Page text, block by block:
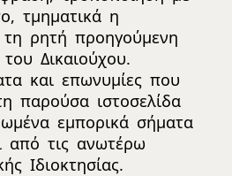
τμηματικά η
τη ρητή προηγούμενη
Δικαιούχου.
και επωνυμίες που
παρούσα ιστοσελίδα
εμπορικά σήματα
από τις ανωτέρω
Ιδιοκτησίας.